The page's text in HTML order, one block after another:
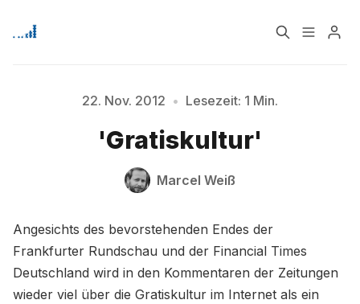
22. Nov. 2012 • Lesezeit: 1 Min.
'Gratiskultur'
Marcel Weiß
Angesichts des bevorstehenden Endes der
Frankfurter Rundschau und der Financial Times
Deutschland wird in den Kommentaren der Zeitungen
wieder viel über die Gratiskultur im Internet als ein